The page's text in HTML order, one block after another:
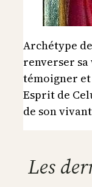
Archétype
renverser sa
témoigner et
Esprit de
de son
Les